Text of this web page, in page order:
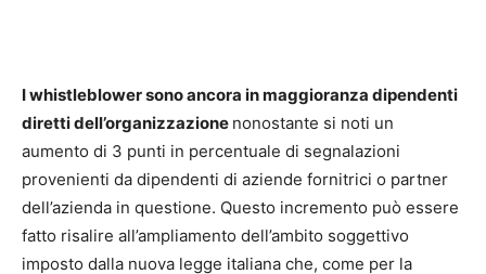
I whistleblower sono ancora in maggioranza dipendenti
diretti dell’organizzazione nonostante si noti un
aumento di 3 punti in percentuale di segnalazioni
provenienti da dipendenti di aziende fornitrici o partner
dell’azienda in questione. Questo incremento può essere
fatto risalire all’ampliamento dell’ambito soggettivo
imposto dalla nuova legge italiana che, come per la